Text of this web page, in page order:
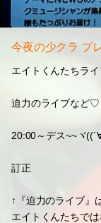
今夜の少クラ プ
エイトくんたちラ
迫力のライブなど♡
20:00～デス~~ヾ
訂正
↑『迫力のライブ』
エイトくんたちでは